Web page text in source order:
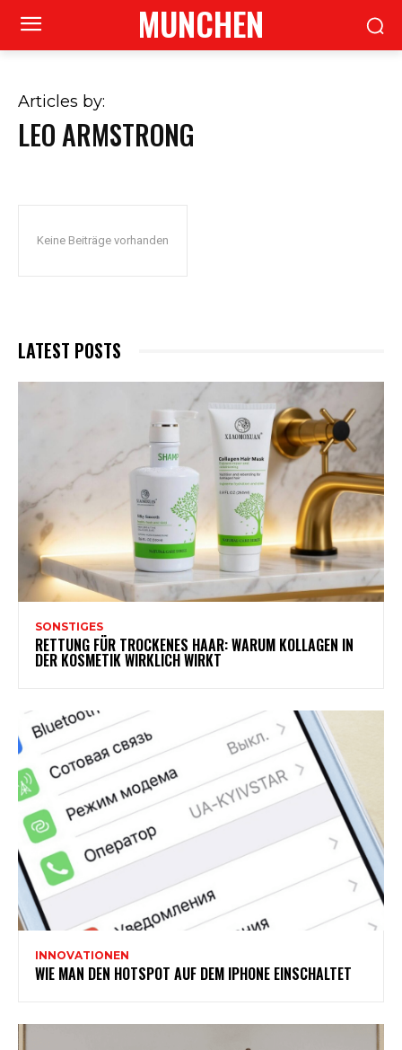
MUNCHEN
Articles by:
LEO ARMSTRONG
Keine Beiträge vorhanden
LATEST POSTS
SONSTIGES
RETTUNG FÜR TROCKENES HAAR: WARUM KOLLAGEN IN
DER KOSMETIK WIRKLICH WIRKT
INNOVATIONEN
WIE MAN DEN HOTSPOT AUF DEM IPHONE EINSCHALTET